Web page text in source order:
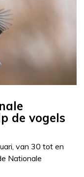
de vogels
van 30 tot en
Nationale